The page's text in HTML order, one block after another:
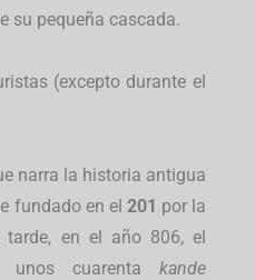
su pequeña cascada.
(excepto durante el
narra la historia antigua
fundado en el 201 por la
en el año 806, el
cuarenta kande